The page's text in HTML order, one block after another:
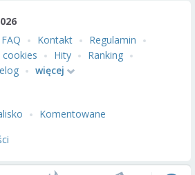
FAQ Kontakt
Regulamin
Hity
Ranking
więcej
Komentowane